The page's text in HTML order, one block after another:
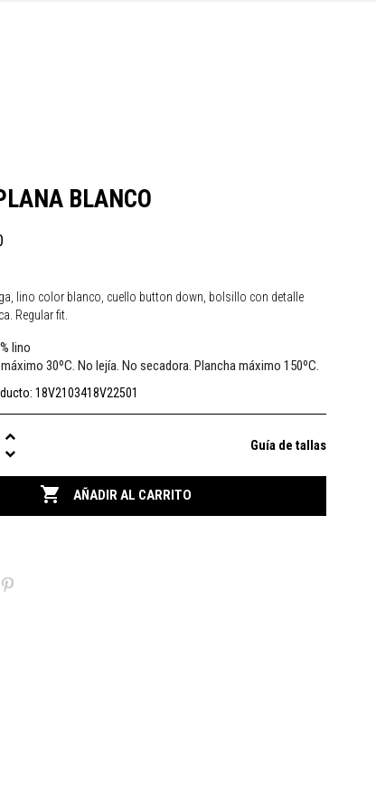
BLANCO
lino color blanco, cuello button down, bolsillo con detalle
Regular fit.
lino
30ºC. No lejía. No secadora. Plancha máximo 150ºC.
18V2103418V22501
Guía de tallas
 AÑADIR AL CARRITO